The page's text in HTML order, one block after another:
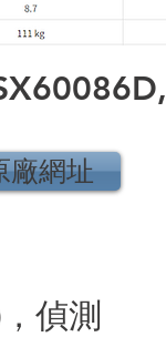
廠網址
偵測